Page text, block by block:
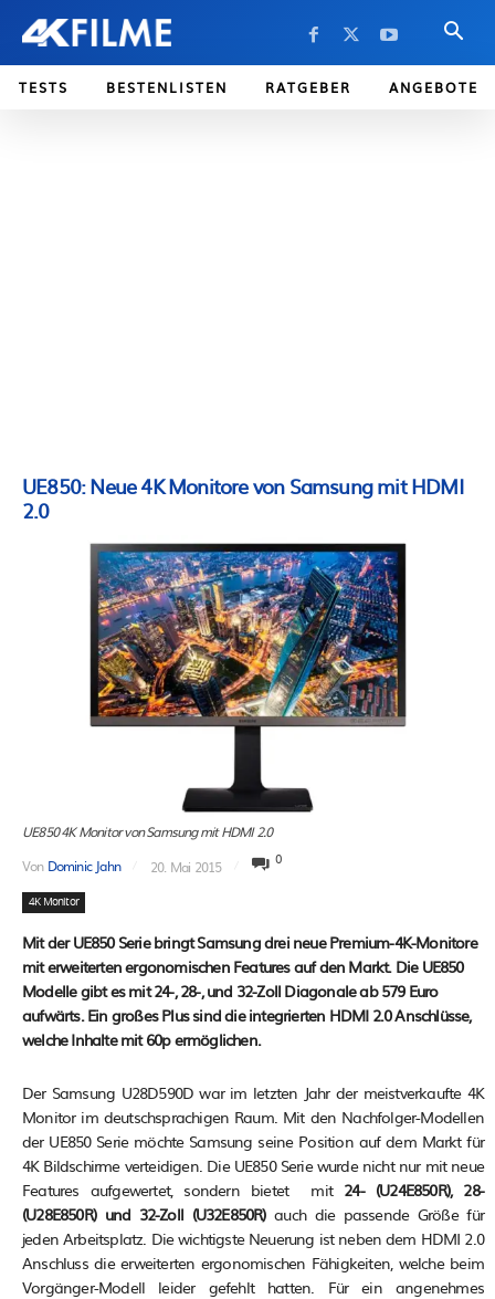
TESTS BESTENLISTEN RATGEBER ANGEBOTE
UE850: Neue 4K Monitore von Samsung mit HDMI
2.0
UE850 4K Monitor von Samsung mit HDMI 2.0
Von Dominic Jahn 20. Mai 2015 0
4K Monitor
Mit der UE850 Serie bringt Samsung drei neue Premium-4K-Monitore
mit erweiterten ergonomischen Features auf den Markt. Die UE850
Modelle gibt es mit 24-, 28-, und 32-Zoll Diagonale ab 579 Euro
aufwärts. Ein großes Plus sind die integrierten HDMI 2.0 Anschlüsse,
welche Inhalte mit 60p ermöglichen.
Der Samsung U28D590D war im letzten Jahr der meistverkaufte 4K
Monitor im deutschsprachigen Raum. Mit den Nachfolger-Modellen
der UE850 Serie möchte Samsung seine Position auf dem Markt für
4K Bildschirme verteidigen. Die UE850 Serie wurde nicht nur mit neue
Features aufgewertet, sondern bietet mit 24- (U24E850R), 28-
(U28E850R) und 32-Zoll (U32E850R)auch die passende Größe für
jeden Arbeitsplatz. Die wichtigste Neuerung ist neben dem HDMI 2.0
Anschluss die erweiterten ergonomischen Fähigkeiten, welche beim
Vorgänger-Modell leider gefehlt hatten. Für ein angenehmes